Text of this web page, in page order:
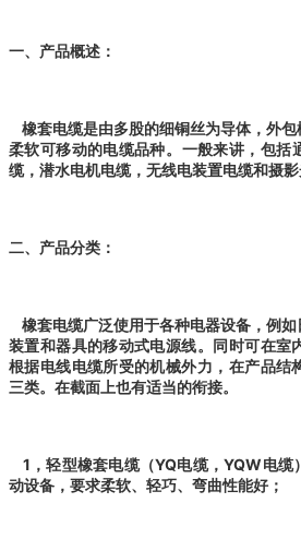
一、产品概述：
橡套电缆是由多股的细铜丝为导体，外
柔软可移动的电缆品种。一般来讲，包
缆，潜水电机电缆，无线电装置电缆和摄影
二、产品分类：
橡套电缆广泛使用于各种电器设备，例如日
装置和器具的移动式电源线。同时可在室内
根据电线电缆所受的机械外力，在产品结
三类。在截面上也有适当的衔接。
1，轻型橡套电缆（YQ电缆，YQW电
动设备，要求柔软、轻巧、弯曲性能好；